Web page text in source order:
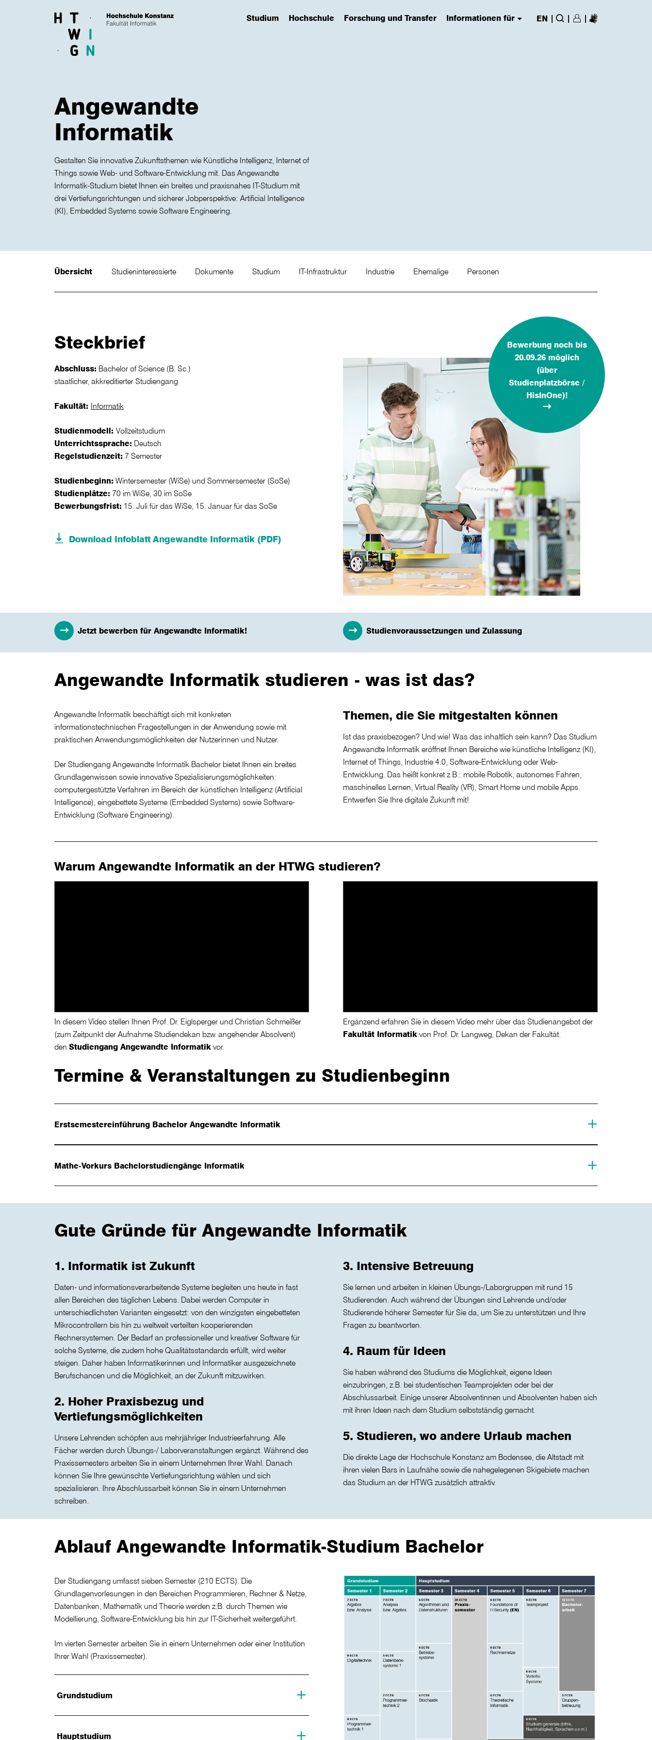
Studium
(has submenu)Hochschule
(has submenu)Forschung und Transfer
(has submenu) Informationen für
(has submenu) EN | Suche
| Login/Register
|
Angewandte
Informatik
Gestalten Sie innovative Zukunftsthemen wie Künstliche Intelligenz, Internet of
Things sowie Web- und Software-Entwicklung mit. Das Angewandte
Informatik-Studium bietet Ihnen ein breites und praxisnahes IT-Studium mit
drei Vertiefungsrichtungen und sicherer Jobperspektive: Artificial Intelligence
(KI), Embedded Systems sowie Software Engineering.
Übersicht Studieninteressierte Dokumente Studium IT-Infrastruktur Industrie Ehemalige Personen
Steckbrief
Abschluss: Bachelor of Science (B. Sc.)
staatlicher, akkreditierter Studiengang
Fakultät: Informatik
Studienmodell: Vollzeitstudium
Unterrichtssprache: Deutsch
Regelstudienzeit: 7 Semester
Studienbeginn: Wintersemester (WiSe) und Sommersemester (SoSe)
Studienplätze: 70 im WiSe, 30 im SoSe
Bewerbungsfrist: 15. Juli für das WiSe, 15. Januar für das SoSe
Download Infoblatt Angewandte Informatik (PDF)
Bewerbung noch bis
20.09.26 möglich
(über
Studienplatzbörse /
HisInOne)!
Jetzt bewerben für Angewandte Informatik! Studienvoraussetzungen und Zulassung
Angewandte Informatik studieren - was ist das?
Angewandte Informatik beschäftigt sich mit konkreten
informationstechnischen Fragestellungen in der Anwendung sowie mit
praktischen Anwendungsmöglichkeiten der Nutzerinnen und Nutzer.
Der Studiengang Angewandte Informatik Bachelor bietet Ihnen ein breites
Grundlagenwissen sowie innovative Spezialisierungsmöglichkeiten:
computergestützte Verfahren im Bereich der künstlichen Intelligenz (Artificial
Intelligence), eingebettete Systeme (Embedded Systems) sowie Software-
Entwicklung (Software Engineering).
Themen, die Sie mitgestalten können
Ist das praxisbezogen? Und wie! Was das inhaltlich sein kann? Das Studium
Angewandte Informatik eröffnet Ihnen Bereiche wie künstliche Intelligenz (KI),
Internet of Things, Industrie 4.0, Software-Entwicklung oder Web-
Entwicklung. Das heißt konkret z.B.: mobile Robotik, autonomes Fahren,
maschinelles Lernen, Virtual Reality (VR), Smart Home und mobile Apps.
Entwerfen Sie Ihre digitale Zukunft mit!
Warum Angewandte Informatik an der HTWG studieren?
In diesem Video stellen Ihnen Prof. Dr. Eiglsperger und Christian Schmeißer
(zum Zeitpunkt der Aufnahme Studiendekan bzw. angehender Absolvent)
den Studiengang Angewandte Informatik vor.
Ergänzend erfahren Sie in diesem Video mehr über das Studienangebot der
Fakultät Informatik von Prof. Dr. Langweg, Dekan der Fakultät.
Termine & Veranstaltungen zu Studienbeginn
Erstsemestereinführung Bachelor Angewandte Informatik
Mathe-Vorkurs Bachelorstudiengänge Informatik
Gute Gründe für Angewandte Informatik
1. Informatik ist Zukunft
Daten- und informationsverarbeitende Systeme begleiten uns heute in fast
allen Bereichen des täglichen Lebens. Dabei werden Computer in
unterschiedlichsten Varianten eingesetzt: von den winzigsten eingebetteten
Mikrocontrollern bis hin zu weltweit verteilten kooperierenden
Rechnersystemen. Der Bedarf an professioneller und kreativer Software für
solche Systeme, die zudem hohe Qualitätsstandards erfüllt, wird weiter
steigen. Daher haben Informatikerinnen und Informatiker ausgezeichnete
Berufschancen und die Möglichkeit, an der Zukunft mitzuwirken.
2. Hoher Praxisbezug und
Vertiefungsmöglichkeiten
Unsere Lehrenden schöpfen aus mehrjähriger Industrieerfahrung. Alle
Fächer werden durch Übungs-/ Laborveranstaltungen ergänzt. Während des
Praxissemesters arbeiten Sie in einem Unternehmen Ihrer Wahl. Danach
können Sie Ihre gewünschte Vertiefungsrichtung wählen und sich
spezialisieren. Ihre Abschlussarbeit können Sie in einem Unternehmen
schreiben.
3. Intensive Betreuung
Sie lernen und arbeiten in kleinen Übungs-/Laborgruppen mit rund 15
Studierenden. Auch während der Übungen sind Lehrende und/oder
Studierende höherer Semester für Sie da, um Sie zu unterstützen und Ihre
Fragen zu beantworten.
4. Raum für Ideen
Sie haben während des Studiums die Möglichkeit, eigene Ideen
einzubringen, z.B. bei studentischen Teamprojekten oder bei der
Abschlussarbeit. Einige unserer Absolventinnen und Absolventen haben sich
mit ihren Ideen nach dem Studium selbstständig gemacht.
5. Studieren, wo andere Urlaub machen
Die direkte Lage der Hochschule Konstanz am Bodensee, die Altstadt mit
ihren vielen Bars in Laufnähe sowie die nahegelegenen Skigebiete machen
das Studium an der HTWG zusätzlich attraktiv.
Ablauf Angewandte Informatik-Studium Bachelor
Der Studiengang umfasst sieben Semester (210 ECTS). Die
Grundlagenvorlesungen in den Bereichen Programmieren, Rechner & Netze,
Datenbanken, Mathematik und Theorie werden z.B. durch Themen wie
Modellierung, Software-Entwicklung bis hin zur IT-Sicherheit weitergeführt.
Im vierten Semester arbeiten Sie in einem Unternehmen oder einer Institution
Ihrer Wahl (Praxissemester).
Grundstudium
Hauptstudium